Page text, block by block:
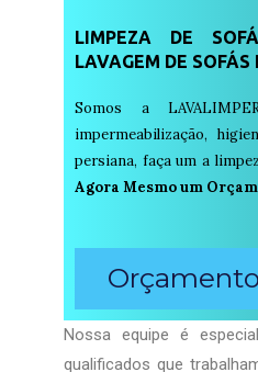
LIMPEZA DE
LAVAGEM DE SOFÁS
Somos a
impermeabilização,
persiana, faça um a
Agora Mesmo um
Nossa equipe é
qualificados que